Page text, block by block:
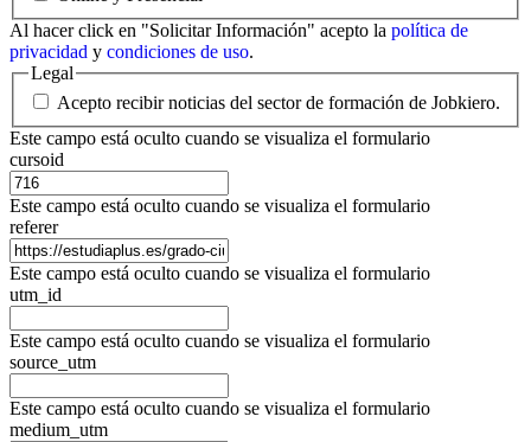
Al hacer click en "Solicitar Información" acepto la política de
privacidad y condiciones de uso.
Legal
Acepto recibir noticias del sector de formación de Jobkiero.
Este campo está oculto cuando se visualiza el formulario
cursoid
Este campo está oculto cuando se visualiza el formulario
referer
Este campo está oculto cuando se visualiza el formulario
utm_id
Este campo está oculto cuando se visualiza el formulario
source_utm
Este campo está oculto cuando se visualiza el formulario
medium_utm